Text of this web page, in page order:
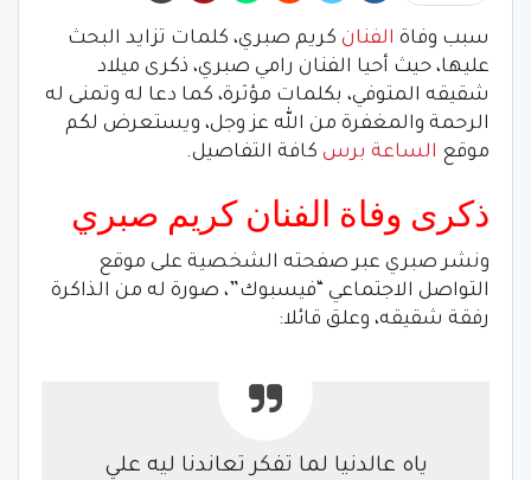
سبب وفاة الفنان كريم صبري، كلمات تزايد البحث
عليها، حيث أحيا الفنان رامي صبري، ذكرى ميلاد
شقيقه المتوفي، بكلمات مؤثرة، كما دعا له وتمنى له
الرحمة والمغفرة من الله عز وجل، ويستعرض لكم
موقع الساعة برس كافة التفاصيل.
ذكرى وفاة الفنان كريم صبري
ونشر صبري عبر صفحته الشخصية على موقع
التواصل الاجتماعي “فيسبوك”، صورة له من الذاكرة
رفقة شقيقه، وعلق قائلا:
ياه عالدنيا لما تفكر تعاندنا ليه علي